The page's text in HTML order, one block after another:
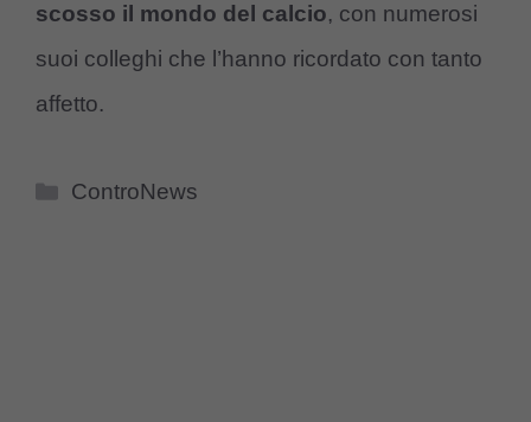
scosso il mondo del calcio, con numerosi
suoi colleghi che l’hanno ricordato con tanto
affetto.
Categorie
ControNews